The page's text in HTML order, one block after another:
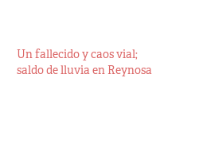
Un fallecido y caos vial;
saldo de lluvia en Reynosa